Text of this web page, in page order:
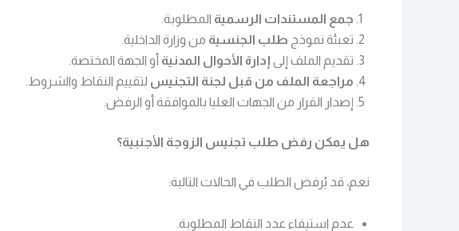
جمع المستندات الرسمية المطلوبة.
تعبئة نموذج طلب الجنسية من وزارة الداخلية.
تقديم الملف إلى إدارة الأحوال المدنية أو الجهة المختصة.
مراجعة الملف من قبل لجنة التجنيس لتقييم النقاط والشروط.
إصدار القرار من الجهات العليا بالموافقة أو الرفض.
هل يمكن رفض طلب تجنيس الزوجة الأجنبية؟
نعم، قد يُرفض الطلب في الحالات التالية:
عدم استيفاء عدد النقاط المطلوبة.